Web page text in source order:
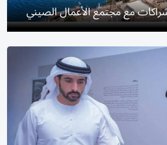
مع مجتمع الأعمال الصيني